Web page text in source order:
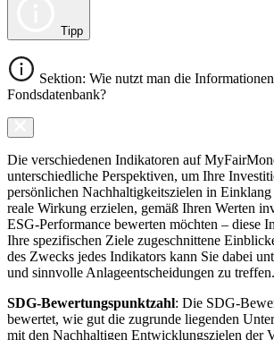
Tipp
Sektion: Wie nutzt man die
Fondsdatenbank?
Die verschiedenen Indikatoren auf
unterschiedliche Perspektiven, um Ihre
persönlichen Nachhaltigkeitszielen in
reale Wirkung erzielen, gemäß Ihren Werten
ESG-Performance bewerten möchten – diese
Ihre spezifischen Ziele zugeschnittene
des Zwecks jedes Indikators kann Sie dabei
und sinnvolle Anlageentscheidungen zu treffen.
SDG-Bewertungspunktzahl: Die SDG-
bewertet, wie gut die zugrunde liegenden
mit den Nachhaltigen Entwicklungszielen der